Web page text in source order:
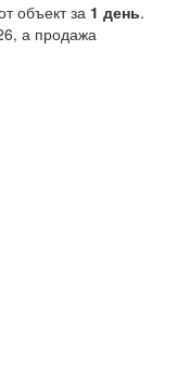
объект за 1 день.
а продажа